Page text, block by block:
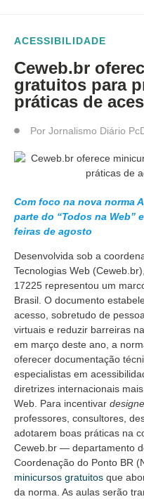
ACESSIBILIDADE
Ceweb.br
gratuitos para
práticas de
Por Jornalismo Diário
Com foco na nova norma
parte do “Todos na Web”
feiras de agosto
Desenvolvida sob a
Tecnologias Web
17225 representou um
Brasil. O documento
acesso, sobretudo de
virtuais e reduzir barreiras
em março deste ano, a
oferecer documentação
especialistas em
diretrizes internacionais
Web. Para incentivar
professores, consultores,
adotarem boas práticas na
Ceweb.br — departamento
Coordenação do Ponto BR
minicursos gratuitos que
da norma. As aulas serão